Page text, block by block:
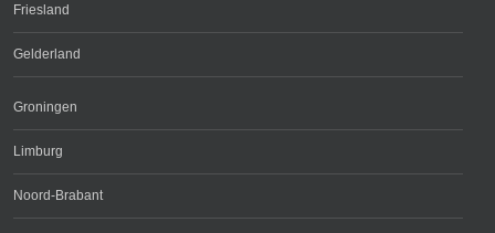
Friesland
Gelderland
Groningen
Limburg
Noord-Brabant